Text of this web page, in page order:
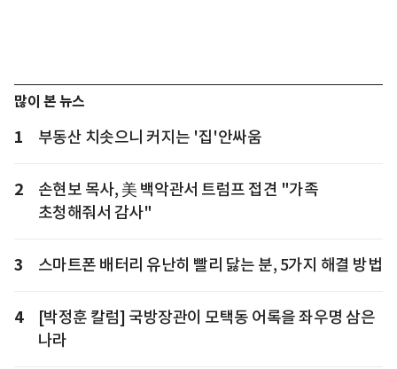
많이 본 뉴스
1 부동산 치솟으니 커지는 '집'안싸움
2
손현보 목사, 美 백악관서 트럼프 접견 "가족
초청해줘서 감사"
3 스마트폰 배터리 유난히 빨리 닳는 분, 5가지 해결 방법
4
[박정훈 칼럼] 국방장관이 모택동 어록을 좌우명 삼은
나라